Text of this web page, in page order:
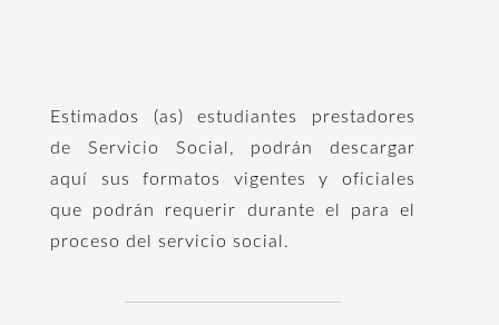
Estimados (as) estudiantes prestadores
de Servicio Social, podrán descargar
aquí sus formatos vigentes y oficiales
que podrán requerir durante el para el
proceso del servicio social.